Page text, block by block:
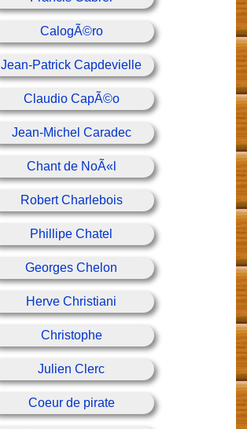
CalogÃ©ro
Jean-Patrick Capdevielle
Claudio CapÃ©o
Jean-Michel Caradec
Chant de NoÃ«l
Robert Charlebois
Phillipe Chatel
Georges Chelon
Herve Christiani
Christophe
Julien Clerc
Coeur de pirate